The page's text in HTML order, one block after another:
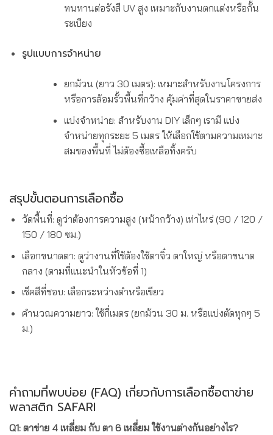
ทนทานต่อรังสี UV สูง เหมาะกับงานตกแต่งหรือกั้น
ระเบียง
รูปแบบการจำหน่าย
ยกม้วน (ยาว 30 เมตร): เหมาะสำหรับงานโครงการ
หรือการล้อมรั้วพื้นที่กว้าง คุ้มค่าที่สุดในราคาขายส่ง
แบ่งจำหน่าย: สำหรับงาน DIY เล็กๆ เรามี แบ่ง
จำหน่ายทุกระยะ 5 เมตร ให้เลือกใช้ตามความเหมาะ
สมของพื้นที่ ไม่ต้องซื้อเหลือทิ้งครับ
สรุปขั้นตอนการเลือกซื้อ
วัดพื้นที่: ดูว่าต้องการความสูง (หน้ากว้าง) เท่าไหร่ (90 / 120 /
150 / 180 ซม.)
เลือกขนาดตา: ดูว่างานที่ใช้ต้องใช้ตาจิ๋ว ตาใหญ่ หรือตาขนาด
กลาง (ตามที่แนะนำในหัวข้อที่ 1)
เช็คสีที่ชอบ: เลือกระหว่างดำหรือเขียว
คำนวณความยาว: ใช้กี่เมตร (ยกม้วน 30 ม. หรือแบ่งตัดทุกๆ 5
ม.)
คำถามที่พบบ่อย (FAQ) เกี่ยวกับการเลือกซื้อตาข่าย
พลาสติก SAFARI
Q1: ตาข่าย 4 เหลี่ยม กับ ตา 6 เหลี่ยม ใช้งานต่างกันอย่างไร?